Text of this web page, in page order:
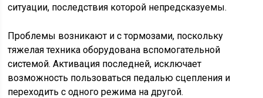
ситуации, последствия которой непредсказуемы.
Проблемы возникают и с тормозами, поскольку
тяжелая техника оборудована вспомогательной
системой. Активация последней, исключает
возможность пользоваться педалью сцепления и
переходить с одного режима на другой.